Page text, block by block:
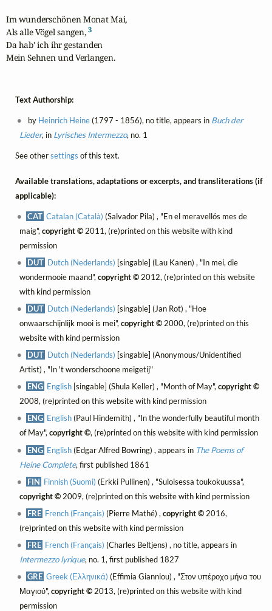
Im wunderschönen Monat Mai,
Als alle Vögel sangen, 3
Da hab' ich ihr gestanden
Mein Sehnen und Verlangen.
Text Authorship:
by Heinrich Heine(1797 - 1856), no title, appears in Buch der
Lieder, in Lyrisches Intermezzo, no. 1
See othersettings of this text.
Available translations, adaptations or excerpts, and transliterations (if
applicable):
CAT Catalan (Català) (Salvador Pila) , "En el meravellós mes de
maig",copyright ©2011, (re)printed on this website with kind
permission
DUT Dutch (Nederlands) [singable] (Lau Kanen) , "In mei, die
wondermooie maand",copyright ©2012, (re)printed on this website
with kind permission
DUT Dutch (Nederlands) [singable] (Jan Rot) , "Hoe
onwaarschijnlijk mooi is mei",copyright ©2000, (re)printed on this
website with kind permission
DUT Dutch (Nederlands) [singable] (Anonymous/Unidentified
Artist) , "In 't wonderschoone meigetij"
ENG English [singable] (Shula Keller) , "Month of May",copyright ©
2008, (re)printed on this website with kind permission
ENG English(Paul Hindemith) , "In the wonderfully beautiful month
of May",copyright ©, (re)printed on this website with kind permission
ENG English(Edgar Alfred Bowring) , appears in The Poems of
Heine Complete, first published 1861
FIN Finnish (Suomi) (Erkki Pullinen) , "Suloisessa toukokuussa",
copyright ©2009, (re)printed on this website with kind permission
FRE French (Français) (Pierre Mathé) ,copyright © 2016,
(re)printed on this website with kind permission
FRE French (Français) (Charles Beltjens) , no title, appears in
Intermezzo lyrique, no. 1, first published 1827
GRE Greek (Ελληνικά) (Effimia Gianniou) , "Στον υπέροχο μήνα του
Μαγιού", copyright ©2013, (re)printed on this website with kind
permission